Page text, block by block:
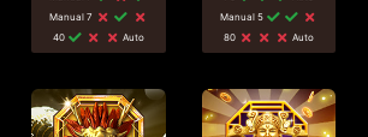
Manual 7
40
Auto
Manual 5
80
Auto